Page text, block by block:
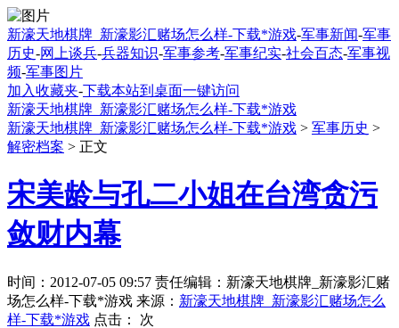
新濠天地棋牌_新濠影汇赌场怎么样-下载*游戏-军事新闻-军事
历史-网上谈兵-兵器知识-军事参考-军事纪实-社会百态-军事视
频-军事图片
加入收藏夹-下载本站到桌面一键访问
新濠天地棋牌_新濠影汇赌场怎么样-下载*游戏
新濠天地棋牌_新濠影汇赌场怎么样-下载*游戏 > 军事历史 >
解密档案 > 正文
宋美龄与孔二小姐在台湾贪污
敛财内幕
时间：2012-07-05 09:57 责任编辑：新濠天地棋牌_新濠影汇赌
场怎么样-下载*游戏 来源： 新濠天地棋牌_新濠影汇赌场怎么
样-下载*游戏 点击： 次